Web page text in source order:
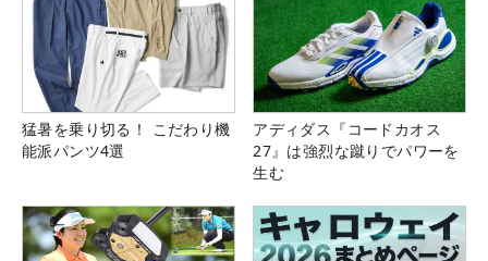
猛暑を乗り切る！ こだわり機
能派パンツ4選
アディダス『コードカオス
27』は強烈な蹴りでパワーを
生む